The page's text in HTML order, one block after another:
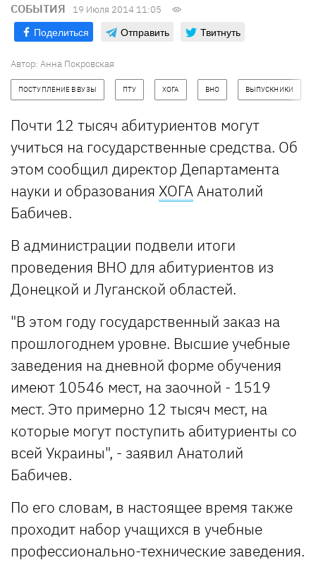
СОБЫТИЯ 19 Июля 2014 11:05
Поделиться Отправить Твитнуть
Автор: Анна Покровская
ПОСТУПЛЕНИЕ В ВУЗЫ ПТУ ХОГА ВНО ВЫПУСКНИКИ
Почти 12 тысяч абитуриентов могут
учиться на государственные средства. Об
этом сообщил директор Департамента
науки и образования ХОГААнатолий
Бабичев.
В администрации подвели итоги
проведения ВНО для абитуриентов из
Донецкой и Луганской областей.
"В этом году государственный заказ на
прошлогоднем уровне. Высшие учебные
заведения на дневной форме обучения
имеют 10546 мест, на заочной - 1519
мест. Это примерно 12 тысяч мест, на
которые могут поступить абитуриенты со
всей Украины", - заявил Анатолий
Бабичев.
По его словам, в настоящее время также
проходит набор учащихся в учебные
профессионально-технические заведения.